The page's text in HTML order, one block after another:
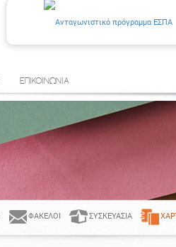
ΕΠΙΚΟΙΝΩΝΙΑ
ΦΆΚΕΛΟΙ ΣΥΣΚΕΥΑΣΊΑ